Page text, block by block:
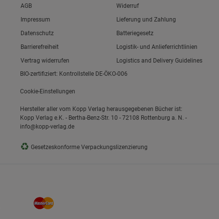
Link zum/zur
AGB
Link zum/zur
Impressum
Link zum/zur
Datenschutz
Link zum/zur
Barrierefreiheit
Vertrag widerrufen
Widerruf
Lieferung und Zahlung
Batteriegesetz
Logistik- und Anlieferrichtlinien
Logistics and Delivery Guidelines
BIO-zertifiziert: Kontrollstelle DE-ÖKO-006
Cookie-Einstellungen
Hersteller aller vom Kopp Verlag herausgegebenen Bücher ist:
Kopp Verlag e.K. - Bertha-Benz-Str. 10 - 72108 Rottenburg a. N. -
info@kopp-verlag.de
♻ Gesetzeskonforme Verpackungslizenzierung
Gruppe